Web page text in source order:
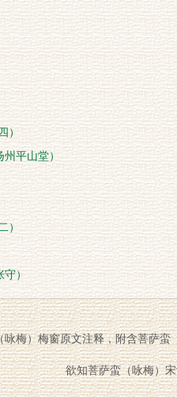
）
州平山堂）
）
守）
咏梅）梅窗原文注释，附含菩萨
欲知菩萨蛮（咏梅）